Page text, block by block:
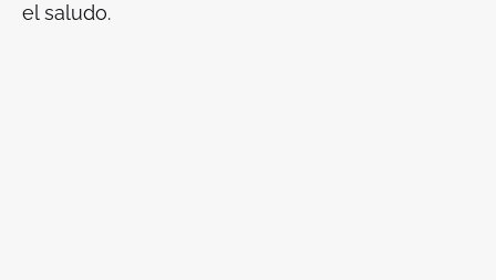
el saludo.